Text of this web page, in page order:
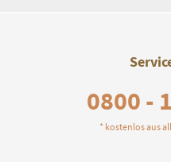
0800 -
* kostenlos aus